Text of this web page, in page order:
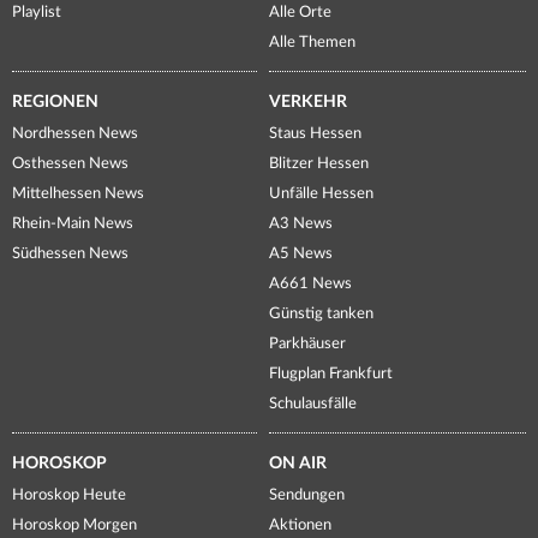
Playlist
Alle Orte
Alle Themen
REGIONEN
Nordhessen News
Osthessen News
Mittelhessen News
Rhein-Main News
Südhessen News
VERKEHR
Staus Hessen
Blitzer Hessen
Unfälle Hessen
A3 News
A5 News
A661 News
Günstig tanken
Parkhäuser
Flugplan Frankfurt
Schulausfälle
HOROSKOP
Horoskop Heute
Horoskop Morgen
ON AIR
Sendungen
Aktionen